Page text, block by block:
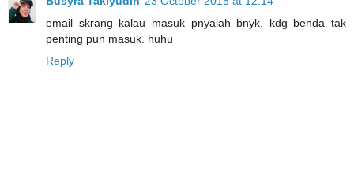
email skrang kalau masuk pnyalah bnyk. kdg benda tak
penting pun masuk. huhu
Reply